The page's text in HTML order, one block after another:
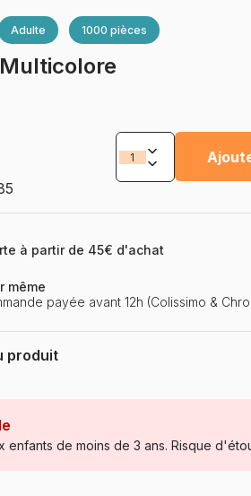
Adulte 1000 pièces
à partir de 45€ d'achat
même
payée avant 12h (Colissimo &
produit
Puzzle pour Adultes
enfants de moins de 3 ans. Risque